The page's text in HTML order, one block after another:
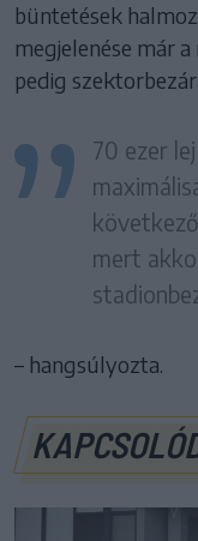
büntetések
megjelenése már
pedig
70 ezer
mert
– hangsúlyozta.